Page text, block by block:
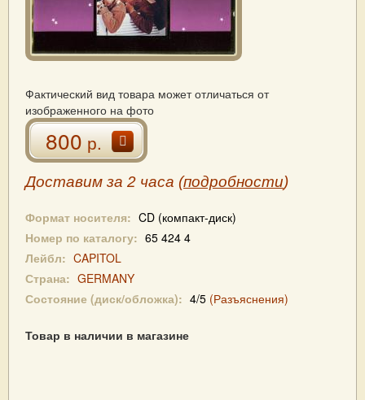
Фактический вид товара может отличаться от
изображенного на фото
800р.
Доставим за 2 часа (подробности)
Формат носителя: CD (компакт-диск)
Номер по каталогу: 65 424 4
Лейбл: CAPITOL
Страна: GERMANY
Состояние (диск/обложка): 4/5 (Разъяснения)
Товар в наличии в магазине